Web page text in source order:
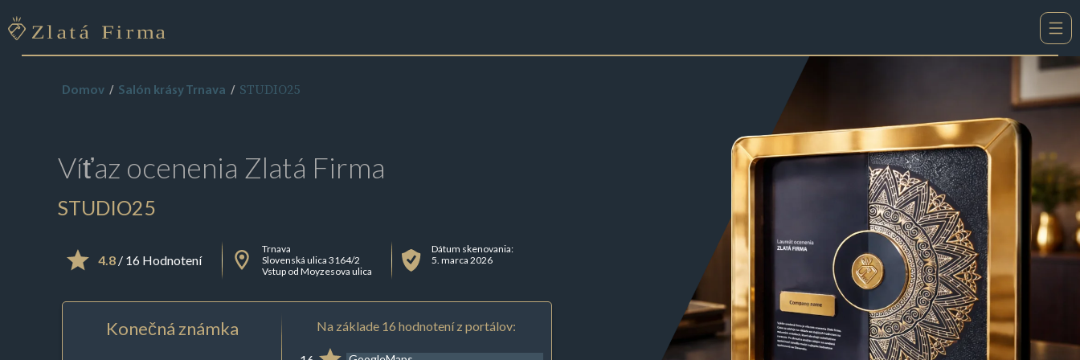
Domov Salón krásy Trnava STUDIO25
Víťaz ocenenia Zlatá Firma
STUDIO25
4.8/ 16 Hodnotení
Trnava
Slovenská ulica 3164/2
Vstup od Moyzesova ulica
Dátum skenovania:
5. marca 2026
Konečná známka Na základe 16 hodnotení z portálov: